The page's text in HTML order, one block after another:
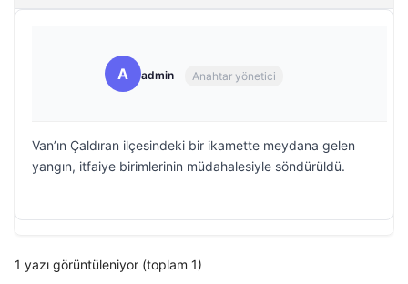
A admin Anahtar yönetici
Van’ın Çaldıran ilçesindeki bir ikamette meydana gelen
yangın, itfaiye birimlerinin müdahalesiyle söndürüldü.
1 yazı görüntüleniyor (toplam 1)